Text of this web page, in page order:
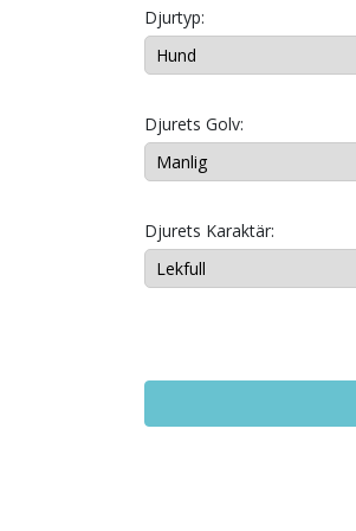
Djurtyp:
Djurets Golv:
Djurets Karaktär: